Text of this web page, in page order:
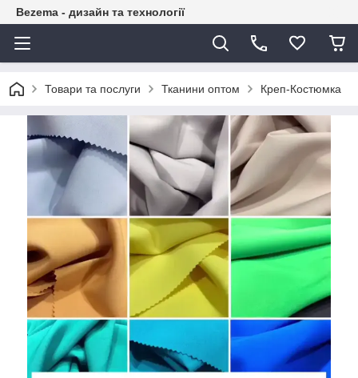
Bezema - дизайн та технології
Товари та послуги Тканини оптом Креп-Костюмка